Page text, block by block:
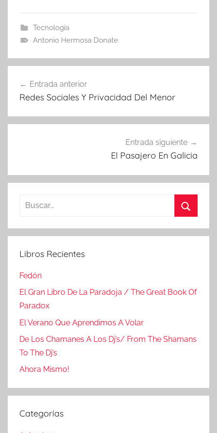
Tecnología
Antonio Hermosa Donate
de
Entrada anterior
Redes Sociales Y Privacidad Del Menor
Entrada siguiente
El Pasajero En Galicia
Buscar:
Libros Recientes
Fedón
El Gran Libro De La Paradoja / The Great Book Of
Paradox
El Verano Que Aprendimos A Volar
De Los Chamanes A Los Dj’s/ From The Shamans
To The Dj’s
Ahora Mismo!
Categorías